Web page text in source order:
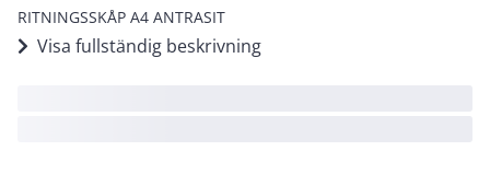
RITNINGSSKÅP A4 ANTRASIT
Visa fullständig beskrivning